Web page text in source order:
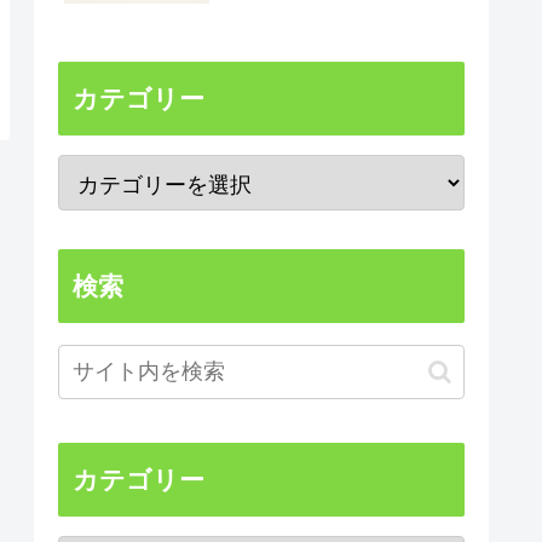
カテゴリー
検索
カテゴリー